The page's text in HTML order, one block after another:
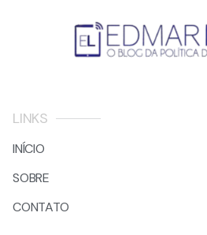
LINKS
INÍCIO
SOBRE
CONTATO